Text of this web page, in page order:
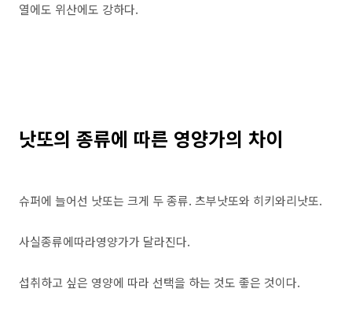
열에도 위산에도 강하다.
낫또의 종류에 따른 영양가의 차이
슈퍼에 늘어선 낫또는 크게 두 종류. 츠부낫또와 히키와리낫또.
사실종류에따라영양가가 달라진다.
섭취하고 싶은 영양에 따라 선택을 하는 것도 좋은 것이다.